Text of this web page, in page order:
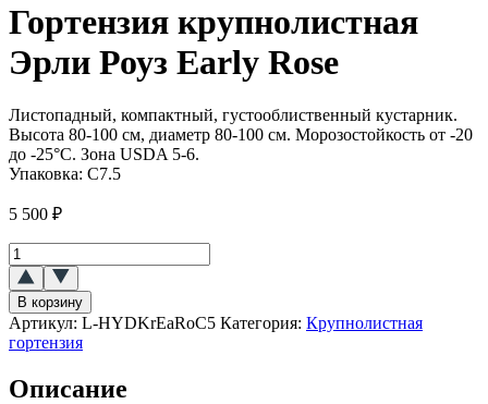
Гортензия крупнолистная
Эрли Роуз Early Rose
Листопадный, компактный, густооблиственный кустарник.
Высота 80-100 см, диаметр 80-100 см. Морозостойкость от -20
до -25°C. Зона USDA 5-6.
Упаковка: C7.5
5 500 ₽
Количество
товара
Гортензия
крупнолистная
Эрли
Роуз
Rose)
В корзину
Артикул: L-HYDKrEaRoC5 Категория: Крупнолистная
гортензия
Описание